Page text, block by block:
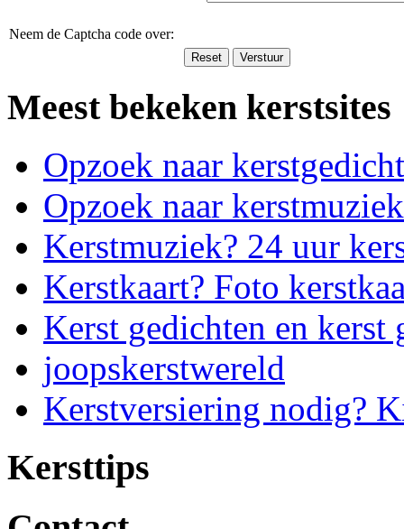
Neem de Captcha code over:
Meest bekeken kerstsites
Opzoek naar
Opzoek naar
Kerstmuziek? 24 uur
Kerstkaart? Foto
Kerst gedichten en kerst
joopskerstwereld
Kerstversiering nodig?
Kersttips